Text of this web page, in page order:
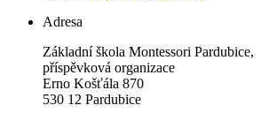
Adresa
Základní škola Montessori Pardubice,
příspěvková organizace
Erno Košťála 870
530 12 Pardubice